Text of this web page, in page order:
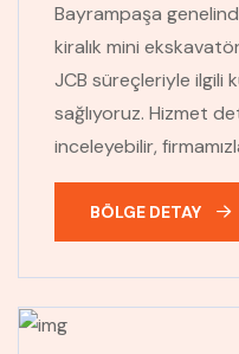
Bayrampaşa
kiralık mini
JCB süreçleriyle ilgili
sağlıyoruz. Hizmet
inceleyebilir,
BÖLGE DETAY